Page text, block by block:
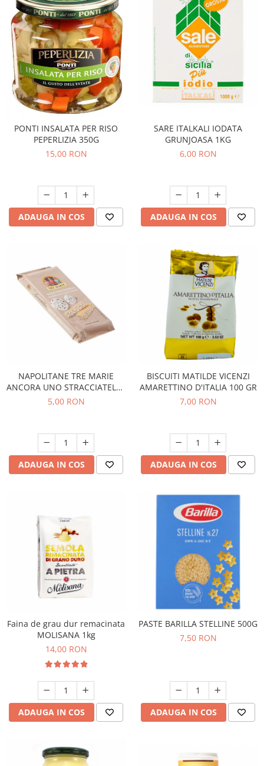
PONTI INSALATA PER RISO
PEPERLIZIA 350G
15,00 RON
ADAUGA IN COS
SARE ITALKALI IODATA
GRUNJOASA 1KG
6,00 RON
ADAUGA IN COS
NAPOLITANE TRE MARIE
ANCORA UNO STRACCIATELLA
36G
5,00 RON
ADAUGA IN COS
BISCUITI MATILDE VICENZI
AMARETTINO D'ITALIA 100 GR
7,00 RON
ADAUGA IN COS
Faina de grau dur remacinata
MOLISANA 1kg
14,00 RON
ADAUGA IN COS
PASTE BARILLA STELLINE 500G
7,50 RON
ADAUGA IN COS